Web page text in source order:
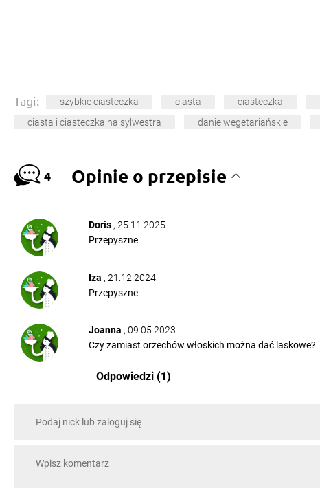
Tagi: szybkie ciasteczka ciasta ciasteczka
ciasta i ciasteczka na sylwestra
danie wegetariańskie
4 Opinie o przepisie
Doris , 25.11.2025
Przepyszne
Iza , 21.12.2024
Przepyszne
Joanna , 09.05.2023
Czy zamiast orzechów włoskich można dać laskowe?
Odpowiedzi (1)